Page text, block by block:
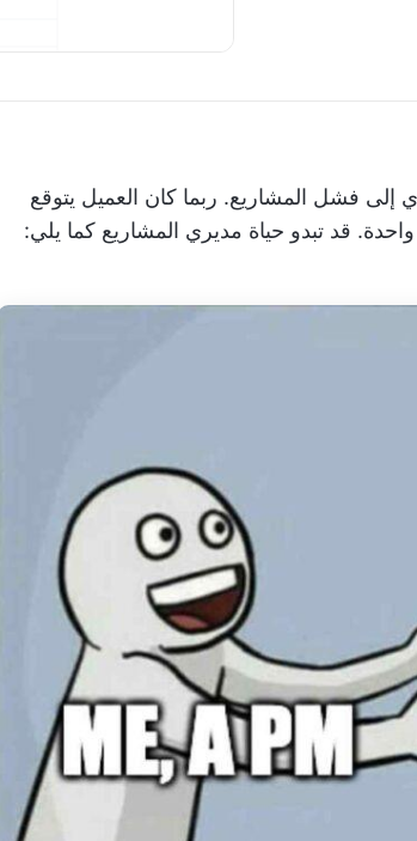
فشل المشاريع. ربما كان العميل يتوقع
قد تبدو حياة مديري المشاريع كما يلي: